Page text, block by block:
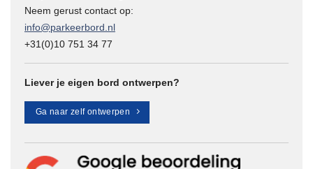
Neem gerust contact op:
info@parkeerbord.nl
+31(0)10 751 34 77
Liever je eigen bord ontwerpen?
Ga naar zelf ontwerpen